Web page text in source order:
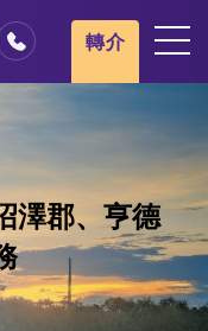
轉介
澤郡、亨德